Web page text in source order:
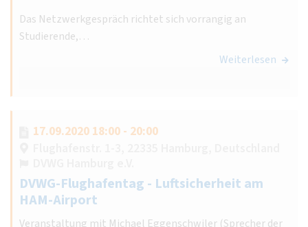
Das Netzwerkgespräch richtet sich vorrangig an
Studierende,…
Weiterlesen
17.09.2020 18:00 - 20:00
DVWG-Flughafentag - Luftsicherheit am
HAM-Airport
Veranstaltung mit Michael Eggenschwiler (Sprecher der